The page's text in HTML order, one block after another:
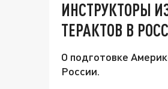
ИНСТРУКТОРЫ
ТЕРАКТОВ В
О подготовке
России.